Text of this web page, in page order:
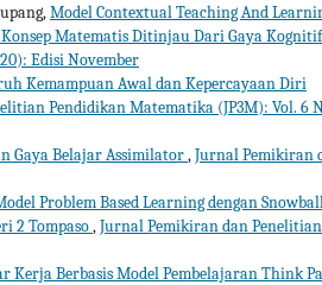
Model Contextual Teaching And
Matematis Ditinjau Dari Gaya Kognitif
Edisi November
Kemampuan Awal dan Kepercayaan Diri
Pendidikan Matematika (JP3M): Vol. 6
Gaya Belajar Assimilator,Jurnal Pemikiran
Problem Based Learning dengan
2 Tompaso,Jurnal Pemikiran dan Penelitian
Kerja Berbasis Model Pembelajaran Think